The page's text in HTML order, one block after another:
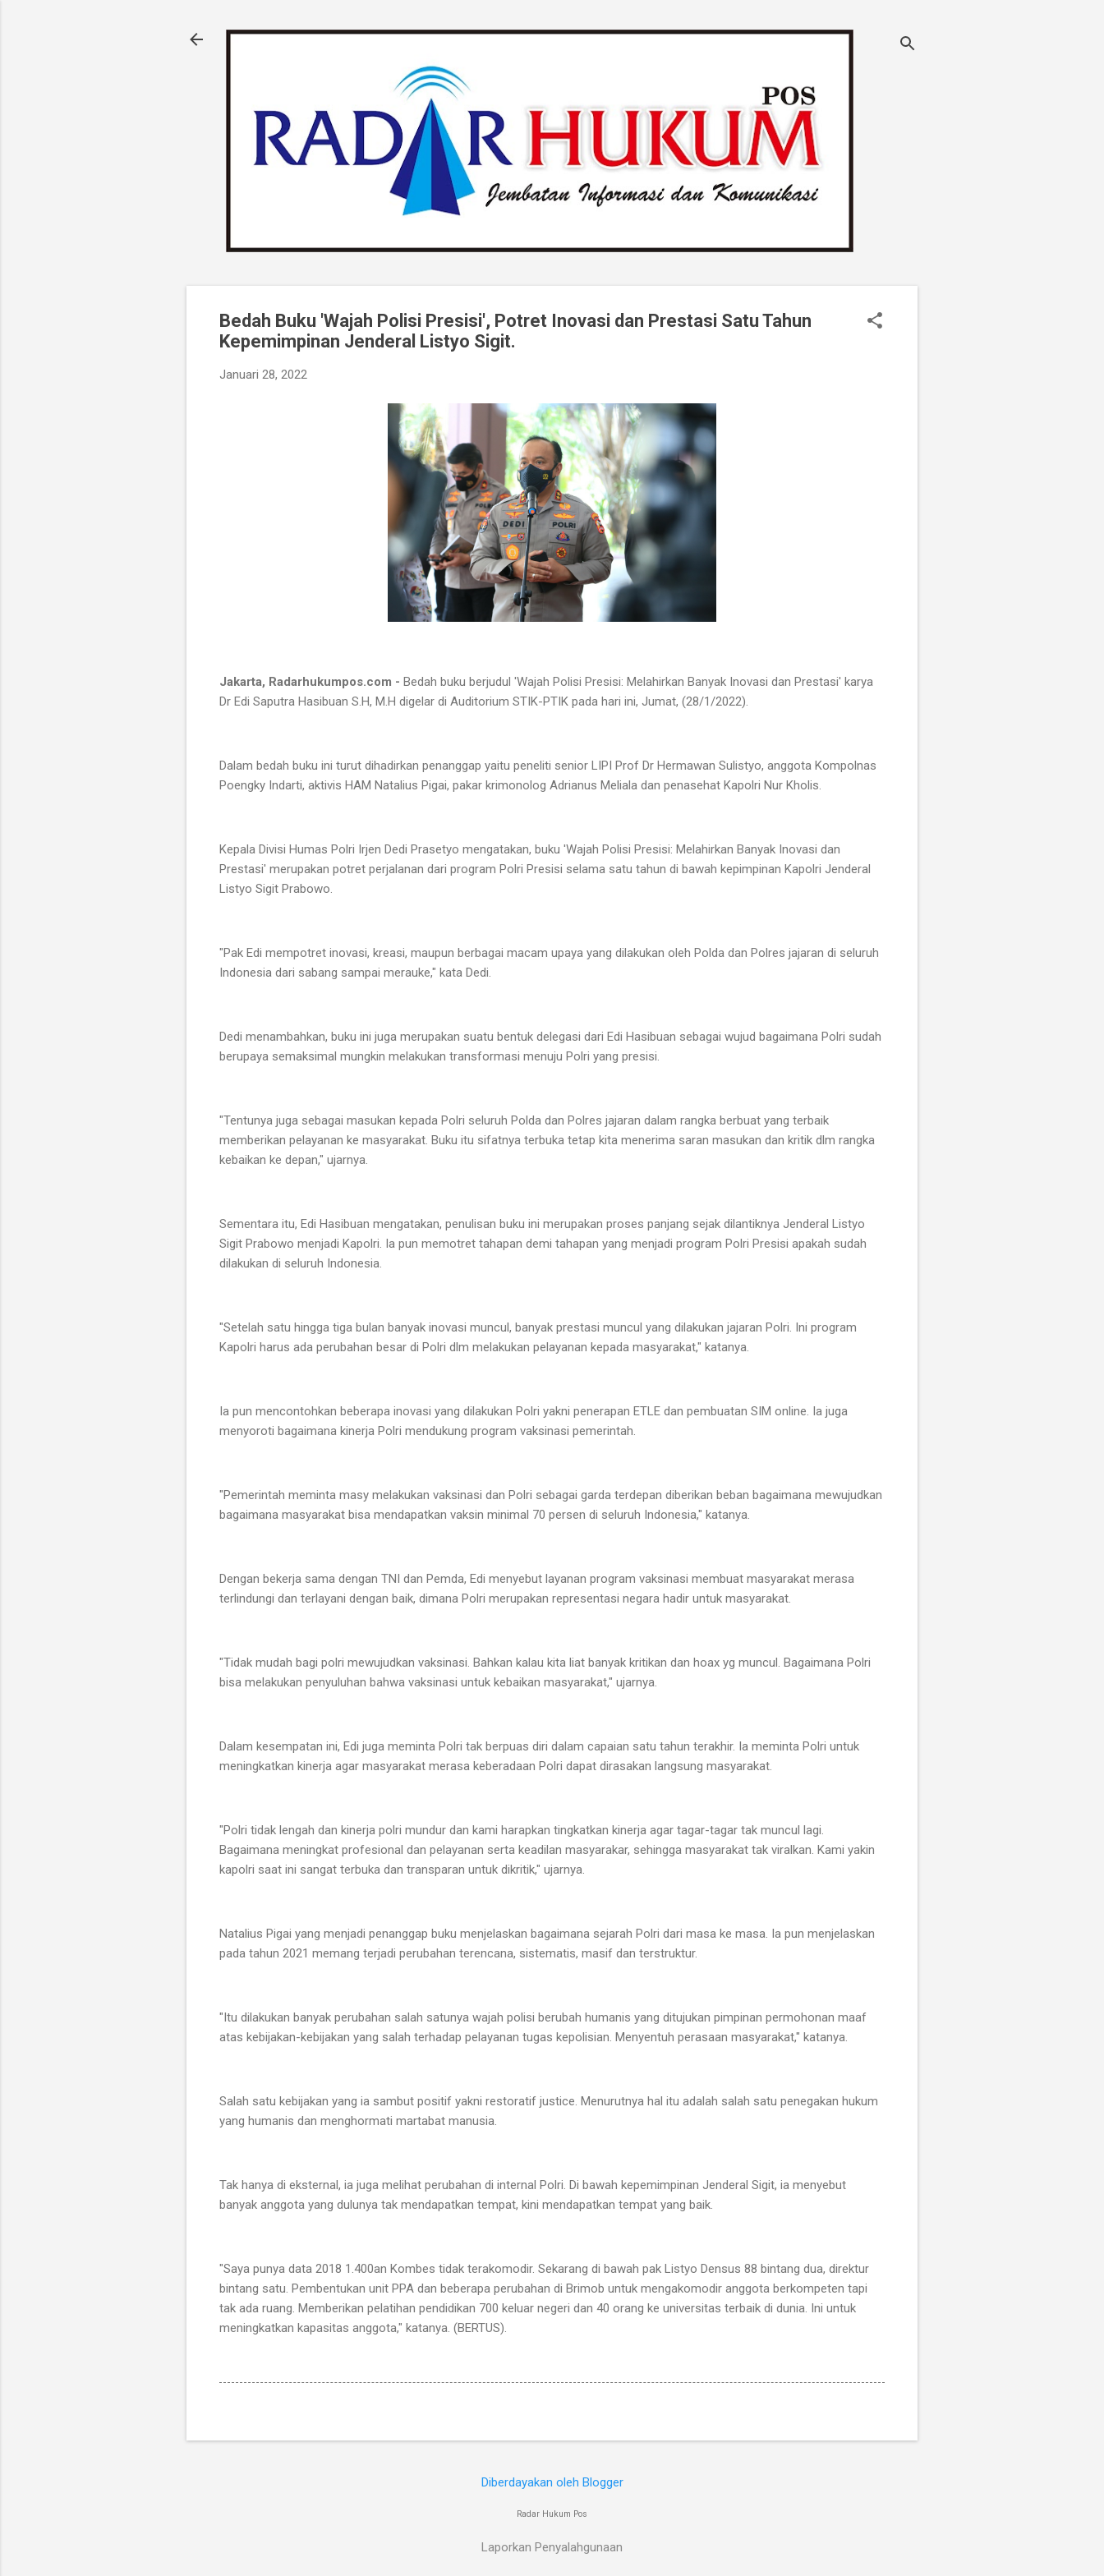
Bedah Buku 'Wajah Polisi Presisi', Potret Inovasi dan Prestasi Satu Tahun
Kepemimpinan Jenderal Listyo Sigit.
Januari 28, 2022
Jakarta, Radarhukumpos.com - Bedah buku berjudul 'Wajah Polisi Presisi: Melahirkan Banyak Inovasi dan Prestasi' karya
Dr Edi Saputra Hasibuan S.H, M.H digelar di Auditorium STIK-PTIK pada hari ini, Jumat, (28/1/2022).
Dalam bedah buku ini turut dihadirkan penanggap yaitu peneliti senior LIPI Prof Dr Hermawan Sulistyo, anggota Kompolnas
Poengky Indarti, aktivis HAM Natalius Pigai, pakar krimonolog Adrianus Meliala dan penasehat Kapolri Nur Kholis.
Kepala Divisi Humas Polri Irjen Dedi Prasetyo mengatakan, buku 'Wajah Polisi Presisi: Melahirkan Banyak Inovasi dan
Prestasi' merupakan potret perjalanan dari program Polri Presisi selama satu tahun di bawah kepimpinan Kapolri Jenderal
Listyo Sigit Prabowo.
"Pak Edi mempotret inovasi, kreasi, maupun berbagai macam upaya yang dilakukan oleh Polda dan Polres jajaran di seluruh
Indonesia dari sabang sampai merauke," kata Dedi.
Dedi menambahkan, buku ini juga merupakan suatu bentuk delegasi dari Edi Hasibuan sebagai wujud bagaimana Polri sudah
berupaya semaksimal mungkin melakukan transformasi menuju Polri yang presisi.
"Tentunya juga sebagai masukan kepada Polri seluruh Polda dan Polres jajaran dalam rangka berbuat yang terbaik
memberikan pelayanan ke masyarakat. Buku itu sifatnya terbuka tetap kita menerima saran masukan dan kritik dlm rangka
kebaikan ke depan," ujarnya.
Sementara itu, Edi Hasibuan mengatakan, penulisan buku ini merupakan proses panjang sejak dilantiknya Jenderal Listyo
Sigit Prabowo menjadi Kapolri. Ia pun memotret tahapan demi tahapan yang menjadi program Polri Presisi apakah sudah
dilakukan di seluruh Indonesia.
"Setelah satu hingga tiga bulan banyak inovasi muncul, banyak prestasi muncul yang dilakukan jajaran Polri. Ini program
Kapolri harus ada perubahan besar di Polri dlm melakukan pelayanan kepada masyarakat," katanya.
Ia pun mencontohkan beberapa inovasi yang dilakukan Polri yakni penerapan ETLE dan pembuatan SIM online. Ia juga
menyoroti bagaimana kinerja Polri mendukung program vaksinasi pemerintah.
"Pemerintah meminta masy melakukan vaksinasi dan Polri sebagai garda terdepan diberikan beban bagaimana mewujudkan
bagaimana masyarakat bisa mendapatkan vaksin minimal 70 persen di seluruh Indonesia," katanya.
Dengan bekerja sama dengan TNI dan Pemda, Edi menyebut layanan program vaksinasi membuat masyarakat merasa
terlindungi dan terlayani dengan baik, dimana Polri merupakan representasi negara hadir untuk masyarakat.
"Tidak mudah bagi polri mewujudkan vaksinasi. Bahkan kalau kita liat banyak kritikan dan hoax yg muncul. Bagaimana Polri
bisa melakukan penyuluhan bahwa vaksinasi untuk kebaikan masyarakat," ujarnya.
Dalam kesempatan ini, Edi juga meminta Polri tak berpuas diri dalam capaian satu tahun terakhir. Ia meminta Polri untuk
meningkatkan kinerja agar masyarakat merasa keberadaan Polri dapat dirasakan langsung masyarakat.
"Polri tidak lengah dan kinerja polri mundur dan kami harapkan tingkatkan kinerja agar tagar-tagar tak muncul lagi.
Bagaimana meningkat profesional dan pelayanan serta keadilan masyarakar, sehingga masyarakat tak viralkan. Kami yakin
kapolri saat ini sangat terbuka dan transparan untuk dikritik," ujarnya.
Natalius Pigai yang menjadi penanggap buku menjelaskan bagaimana sejarah Polri dari masa ke masa. Ia pun menjelaskan
pada tahun 2021 memang terjadi perubahan terencana, sistematis, masif dan terstruktur.
"Itu dilakukan banyak perubahan salah satunya wajah polisi berubah humanis yang ditujukan pimpinan permohonan maaf
atas kebijakan-kebijakan yang salah terhadap pelayanan tugas kepolisian. Menyentuh perasaan masyarakat," katanya.
Salah satu kebijakan yang ia sambut positif yakni restoratif justice. Menurutnya hal itu adalah salah satu penegakan hukum
yang humanis dan menghormati martabat manusia.
Tak hanya di eksternal, ia juga melihat perubahan di internal Polri. Di bawah kepemimpinan Jenderal Sigit, ia menyebut
banyak anggota yang dulunya tak mendapatkan tempat, kini mendapatkan tempat yang baik.
"Saya punya data 2018 1.400an Kombes tidak terakomodir. Sekarang di bawah pak Listyo Densus 88 bintang dua, direktur
bintang satu. Pembentukan unit PPA dan beberapa perubahan di Brimob untuk mengakomodir anggota berkompeten tapi
tak ada ruang. Memberikan pelatihan pendidikan 700 keluar negeri dan 40 orang ke universitas terbaik di dunia. Ini untuk
meningkatkan kapasitas anggota," katanya. (BERTUS).
Diberdayakan oleh Blogger
Radar Hukum Pos
Laporkan Penyalahgunaan